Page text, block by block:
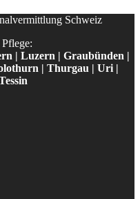
| Luzern | Graubünden |
| Thurgau | Uri |